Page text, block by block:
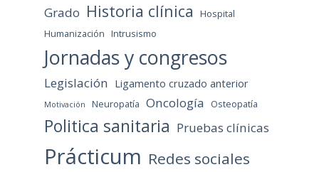
Grado Historia clínica
Hospital
Humanización Intrusismo
Jornadas y congresos
Legislación Ligamento cruzado anterior
Motivación Neuropatía Oncología Osteopatía
Politica sanitaria Pruebas clínicas
Prácticum Redes sociales